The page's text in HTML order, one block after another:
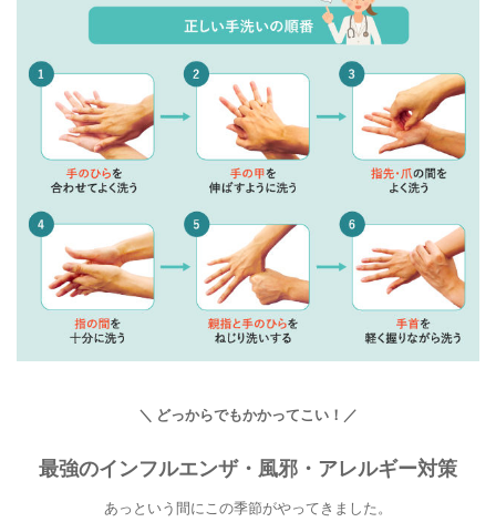
＼ どっからでもかかってこい！／
最強のインフルエンザ・風邪・アレルギー対策
あっという間にこの季節がやってきました。